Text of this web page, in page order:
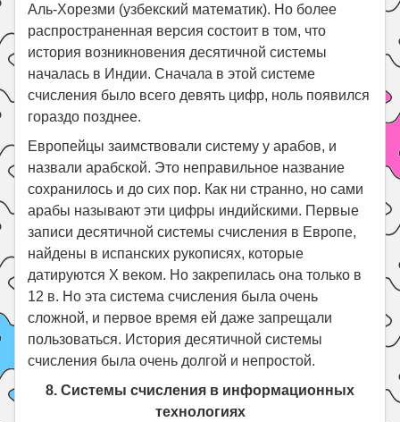
Аль-Хорезми (узбекский математик). Но более
распространенная версия состоит в том, что
история возникновения десятичной системы
началась в Индии. Сначала в этой системе
счисления было всего девять цифр, ноль появился
гораздо позднее.
Европейцы заимствовали систему у арабов, и
назвали арабской. Это неправильное название
сохранилось и до сих пор. Как ни странно, но сами
арабы называют эти цифры индийскими. Первые
записи десятичной системы счисления в Европе,
найдены в испанских рукописях, которые
датируются X веком. Но закрепилась она только в
12 в. Но эта система счисления была очень
сложной, и первое время ей даже запрещали
пользоваться. История десятичной системы
счисления была очень долгой и непростой.
8. Системы счисления в информационных
технологиях